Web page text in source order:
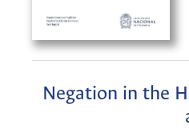
Negation in the